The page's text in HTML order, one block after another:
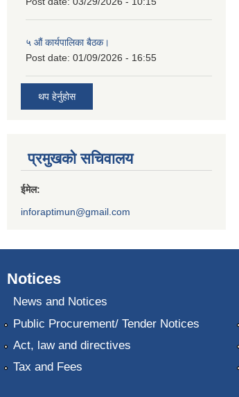
५ औं कार्यपालिका बैठक।
Post date: 01/09/2026 - 16:55
थप हेर्नुहोस
प्रमुखको सचिवालय
ईमेल:
inforaptimun@gmail.com
Notices
News and Notices
Public Procurement/ Tender Notices
Act, law and directives
Tax and Fees